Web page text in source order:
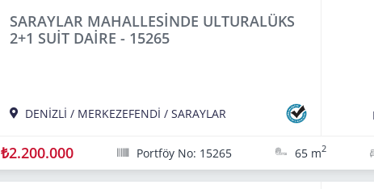
SARAYLAR MAHALLESİNDE ULTURALÜKS
2+1 SUİT DAİRE - 15265
DENİZLİ / MERKEZEFENDİ / SARAYLAR
₺2.200.000 Portföy No: 15265 65 m2